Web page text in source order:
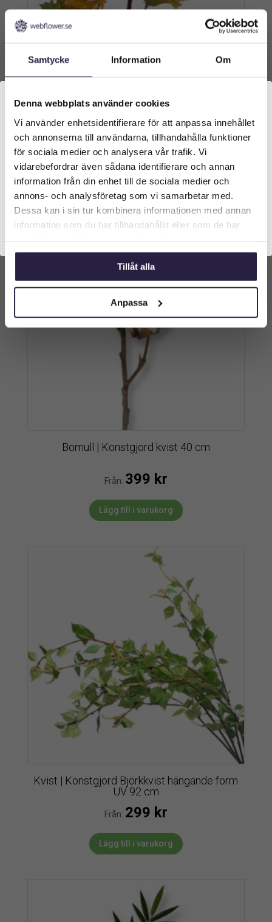
Samtycke Information Om
Denna webbplats använder cookies
Vi använder enhetsidentifierare för att anpassa innehållet
och annonserna till användarna, tillhandahålla funktioner
för sociala medier och analysera vår trafik. Vi
vidarebefordrar även sådana identifierare och annan
information från din enhet till de sociala medier och
annons- och analysföretag som vi samarbetar med.
Dessa kan i sin tur kombinera informationen med annan
information som du har tillhandahållit eller som de har
Tillåt alla
Anpassa
Från: 299kr
Lägg till i varukorg
Bomull | Konstgjord kvist 40 cm
Från: 399 kr
Lägg till i varukorg
Kvist | Konstgjord Björkkvist hängande form
UV 92 cm
Från: 299 kr
Lägg till i varukorg
Välkommen till Webflower
Vilken typ av kund är du? Du kan alltid justera ditt val
längst upp på sidan.
Företagskund (exkl. moms)
Privatkund (inkl. moms)